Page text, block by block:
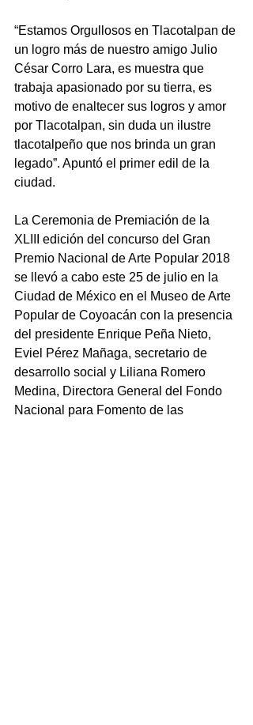
“Estamos Orgullosos en Tlacotalpan de
un logro más de nuestro amigo Julio
César Corro Lara, es muestra que
trabaja apasionado por su tierra, es
motivo de enaltecer sus logros y amor
por Tlacotalpan, sin duda un ilustre
tlacotalpeño que nos brinda un gran
legado”. Apuntó el primer edil de la
ciudad.
La Ceremonia de Premiación de la
XLIII edición del concurso del Gran
Premio Nacional de Arte Popular 2018
se llevó a cabo este 25 de julio en la
Ciudad de México en el Museo de Arte
Popular de Coyoacán con la presencia
del presidente Enrique Peña Nieto,
Eviel Pérez Mañaga, secretario de
desarrollo social y Liliana Romero
Medina, Directora General del Fondo
Nacional para Fomento de las